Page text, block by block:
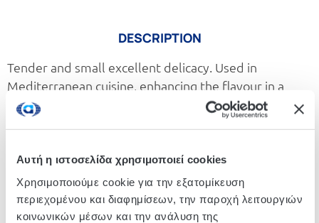
Αυτή η ιστοσελίδα χρησιμοποιεί cookies
Χρησιμοποιούμε cookie για την εξατομίκευση
περιεχομένου και διαφημίσεων, την παροχή λειτουργιών
κοινωνικών μέσων και την ανάλυση της
DESCRIPTION
Tender and small excellent delicacy. Used in
Mediterranean cuisine, enhancing the flavour in a
variety of dishes, from salads and appetisers to main
dishes and dressings. It adds a distinctive sweet and
omelettes or risotto, tartar sauce and various
spreads.